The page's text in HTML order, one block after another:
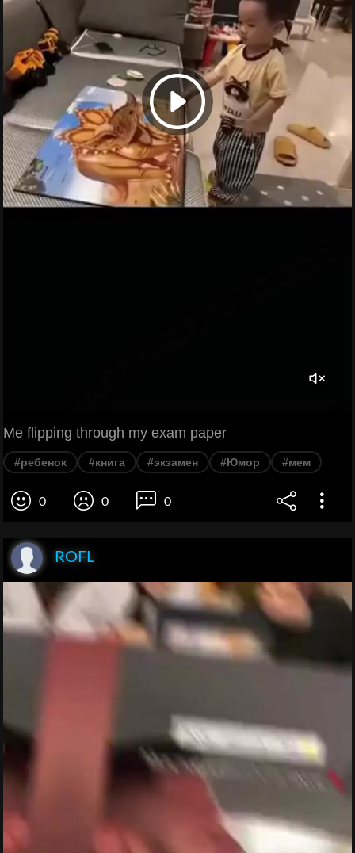
Me flipping through my exam paper
#ребенок #книга #экзамен #Юмор #мем
0 0 0
ROFL